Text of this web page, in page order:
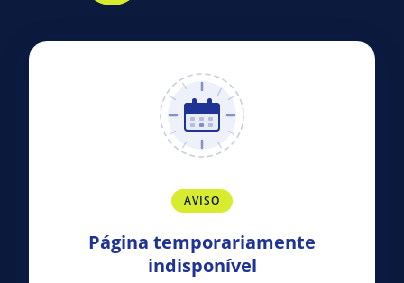
AVISO
Página temporariamente
indisponível